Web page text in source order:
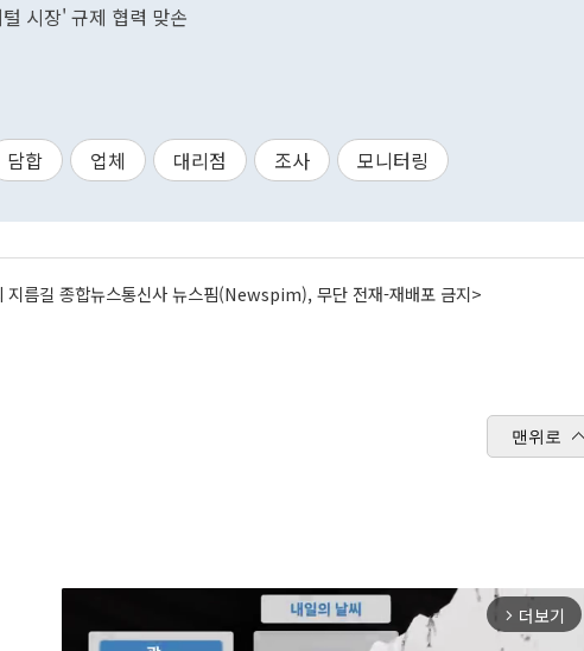
시장' 규제 협력 맞손
담합 업체 대리점 조사 모니터링
지름길 종합뉴스통신사 뉴스핌(Newspim), 무단 전재-재배포 금지>
맨위로
arrow_forward_ios 더보기